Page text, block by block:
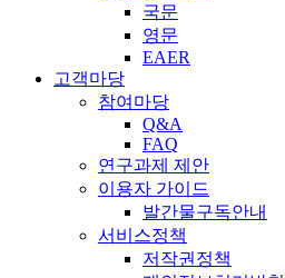
국문
영문
EAER
고객마당
참여마당
Q&A
FAQ
연구과제 제안
이용자 가이드
발간물구독안내
서비스정책
저작권정책